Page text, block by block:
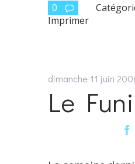
0
Imprimer
dimanche 11 juin
Le